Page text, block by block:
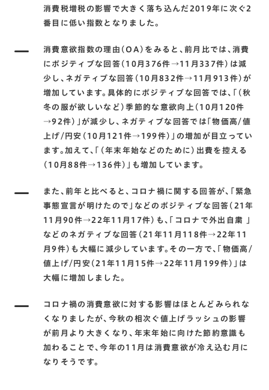
消費税増税の影響で大きく落ち込んだ2019年に次ぐ2
番目に低い指数となりました。
消費意欲指数の理由(OA)をみると､前月比では､消費
にポジティブな回答(10月376件→11月337件)は減
少し､ネガティブな回答(10月832件→11月913件)が
増加しています。具体的にポジティブな回答では､｢(秋
冬の服が欲しいなど)季節的な意欲向上(10月120件
→92件)｣が減少し､ネガティブな回答では｢物価高/値
上げ/円安(10月121件→199件)｣の増加が目立ってい
ます。加えて､｢(年末年始などのために)出費を控える
(10月88件→136件)｣も増加しています。
また､前年と比べると､コロナ禍に関する回答が､｢緊急
事態宣言が明けたので｣などのポジティブな回答(21年
11月90件→22年11月17件)も､｢コロナで外出自粛 ｣
などのネガティブな回答(21年11月118件→22年11
月9件)も大幅に減少しています。その一方で､｢物価高/
値上げ/円安(21年11月15件→22年11月199件)｣は
大幅に増加しました。
コロナ禍の消費意欲に対する影響はほとんどみられな
くなりましたが､今秋の相次ぐ値上げラッシュの影響
が前月より大きくなり､年末年始に向けた節約意識も
加わることで､今年の11月は消費意欲が冷え込む月に
なりそうです。